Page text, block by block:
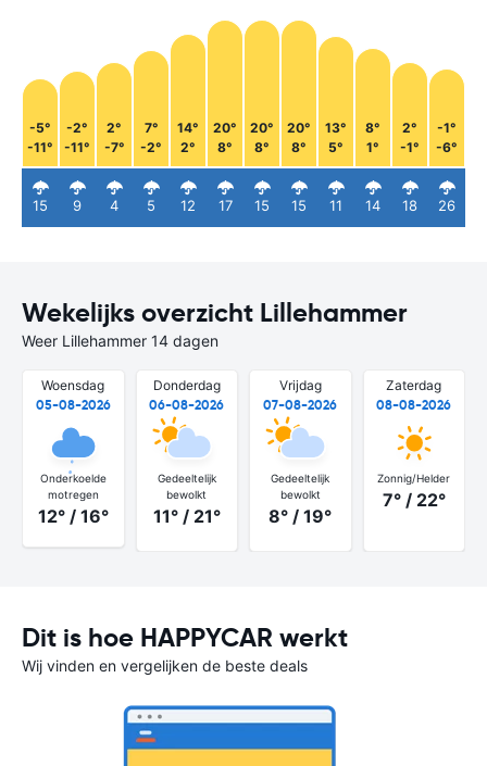
-5°
-11°
15
-2°
-11°
9
2°
-7°
4
7°
-2°
5
14°
2°
12
20°
8°
17
20°
8°
15
20°
8°
15
13°
5°
11
8°
1°
14
2°
-1°
18
-1°
-6°
26
Wekelijks overzicht Lillehammer
Weer Lillehammer 14 dagen
Woensdag
05-08-2026
Onderkoelde
motregen
12° / 16°
Donderdag
06-08-2026
Gedeeltelijk
bewolkt
11° / 21°
Vrijdag
07-08-2026
Gedeeltelijk
bewolkt
8° / 19°
Zaterdag
08-08-2026
Zonnig/Helder
7° / 22°
Dit is hoe HAPPYCAR werkt
Wij vinden en vergelijken de beste deals